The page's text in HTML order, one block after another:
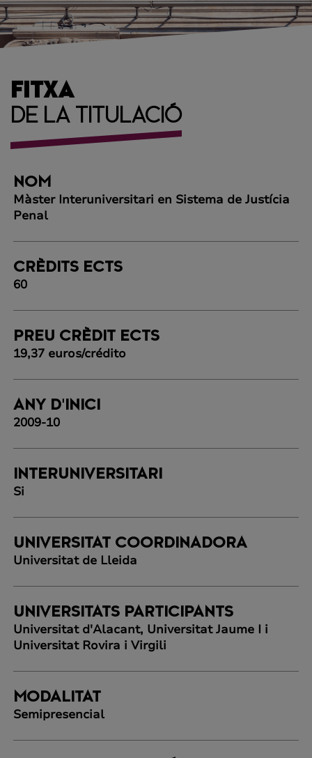
FITXA
DE LA TITULACIÓ
NOM
Màster Interuniversitari en Sistema de Justícia
Penal
CRÈDITS ECTS
60
PREU CRÈDIT ECTS
19,37 euros/crédito
ANY D'INICI
2009-10
INTERUNIVERSITARI
Si
UNIVERSITAT COORDINADORA
Universitat de Lleida
UNIVERSITATS PARTICIPANTS
Universitat d'Alacant, Universitat Jaume I i
Universitat Rovira i Virgili
MODALITAT
Semipresencial